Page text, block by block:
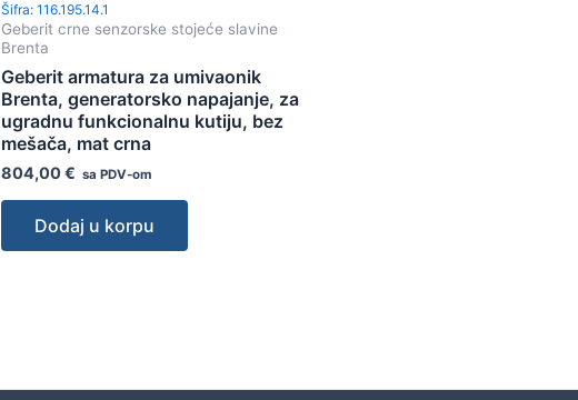
Šifra: 116.195.14.1
Geberit crne senzorske stojeće slavine
Brenta
Geberit armatura za umivaonik
Brenta, generatorsko napajanje, za
ugradnu funkcionalnu kutiju, bez
mešača, mat crna
804,00€ sa PDV-om
Dodaj u korpu